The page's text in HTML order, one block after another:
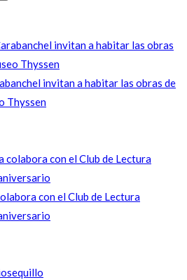
invitan a habitar las obras de
Thyssen
con el Club de Lectura